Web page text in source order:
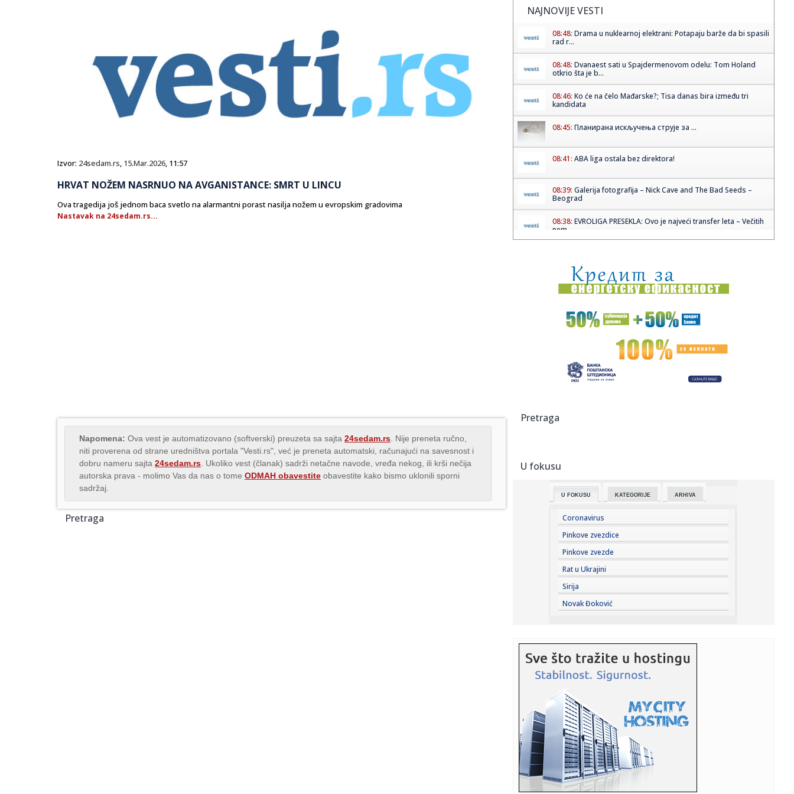
Izvor: 24sedam.rs, 15.Mar.2026, 11:57
HRVAT NOŽEM NASRNUO NA AVGANISTANCE: SMRT U LINCU
Ova tragedija još jednom baca svetlo na alarmantni porast nasilja nožem u evropskim gradovima
Nastavak na 24sedam.rs...
Napomena: Ova vest je automatizovano (softverski) preuzeta sa sajta 24sedam.rs . Nije preneta ručno,
niti proverena od strane uredništva portala "Vesti.rs", već je preneta automatski, računajući na savesnost i
dobru nameru sajta 24sedam.rs . Ukoliko vest (članak) sadrži netačne navode, vređa nekog, ili krši nečija
autorska prava - molimo Vas da nas o tome ODMAH obavestite obavestite kako bismo uklonili sporni
sadržaj.
Pretraga
NAJNOVIJE VESTI
08:48: Drama u nuklearnoj elektrani: Potapaju barže da bi spasili
rad r...
08:48: Dvanaest sati u Spajdermenovom odelu: Tom Holand
otkrio šta je b...
08:46: Ko će na čelo Mađarske?; Tisa danas bira između tri
kandidata
08:45: Планирана искључења струје за ...
08:41: ABA liga ostala bez direktora!
08:39: Galerija fotografija – Nick Cave and The Bad Seeds –
Beograd
08:38: EVROLIGA PRESEKLA: Ovo je najveći transfer leta – Večitih
nem...
08:37:Deo vikendica izgoreo u Deliblatskoj peščari, vatrogasci
uspeli...
08:36:Концерт „Ми & Ла 021“ 16. августа у ...
Радосне вести из Бетаније, Нови Сад ...
08:36:Vildosa stigao u ponoć i odmah obukao dres Partizana
niškog ae...
08:19:
08:18:
Ovacije beogradske publike za Nik Kejva: Dva i po sata
08:17:Potres u Premijer ligi – Liverpul dovodi štopera Barselone!
08:17:Kina sve bliže vrhu: Pretekla Francusku, a SAD su sledeća
meta
08:15:Lindsey Buckingham najavljuje projekat sa Stevie Nicks za
slede...
08:13: Nik Kejv održao koncert na Kalemegdanu
08:13:
teško...
08:12:Gužve na granicama od ranog jutra: Na Batrovcima
čekanje četir...
08:11:Prilog ili glavno jelo za ručak: Jednostavan recept za
ukusnu bo...
08:11:ABS upozorava: Električni trotinet nije igračka, mlađi od 14
Pretraga
U fokusu
U FOKUSU KATEGORIJE ARHIVA
Coronavirus
Pinkove zvezdice
Pinkove zvezde
Rat u Ukrajini
Sirija
Novak Đoković